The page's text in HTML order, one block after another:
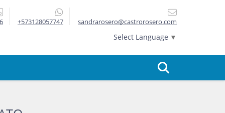
+573128057747 sandrarosero@castrorosero.com
Select Language ▼